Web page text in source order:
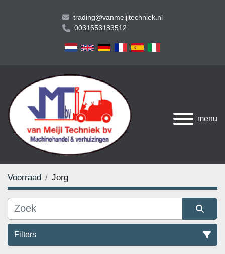
trading@vanmeijltechniek.nl
0031653183512
menu
Voorraad Jorg
Filters